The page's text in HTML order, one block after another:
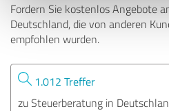
Fordern Sie kostenlos Angebote
Deutschland, die von anderen
empfohlen wurden.
1.012 Treffer
zu Steuerberatung in